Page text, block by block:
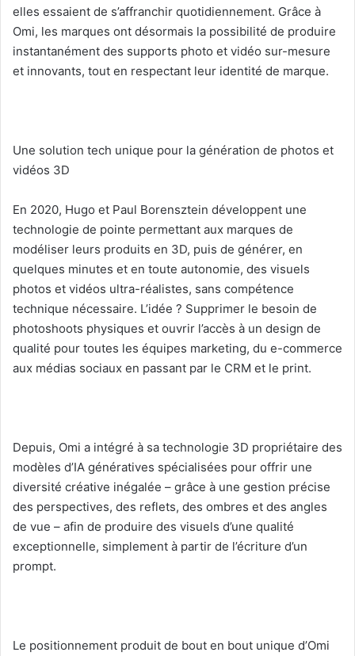
elles essaient de s’affranchir quotidiennement. Grâce à
Omi, les marques ont désormais la possibilité de produire
instantanément des supports photo et vidéo sur-mesure
et innovants, tout en respectant leur identité de marque.
Une solution tech unique pour la génération de photos et
vidéos 3D
En 2020, Hugo et Paul Borensztein développent une
technologie de pointe permettant aux marques de
modéliser leurs produits en 3D, puis de générer, en
quelques minutes et en toute autonomie, des visuels
photos et vidéos ultra-réalistes, sans compétence
technique nécessaire. L’idée ? Supprimer le besoin de
photoshoots physiques et ouvrir l’accès à un design de
qualité pour toutes les équipes marketing, du e-commerce
aux médias sociaux en passant par le CRM et le print.
Depuis, Omi a intégré à sa technologie 3D propriétaire des
modèles d’IA génératives spécialisées pour offrir une
diversité créative inégalée – grâce à une gestion précise
des perspectives, des reflets, des ombres et des angles
de vue – afin de produire des visuels d’une qualité
exceptionnelle, simplement à partir de l’écriture d’un
prompt.
Le positionnement produit de bout en bout unique d’Omi